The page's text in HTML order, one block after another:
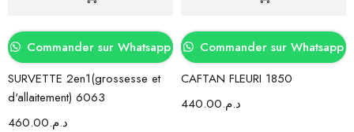
Commander sur Whatsapp
SURVETTE 2en1(grossesse et
d'allaitement) 6063
د.م.460.00
Commander sur Whatsapp
CAFTAN FLEURI 1850
د.م.440.00